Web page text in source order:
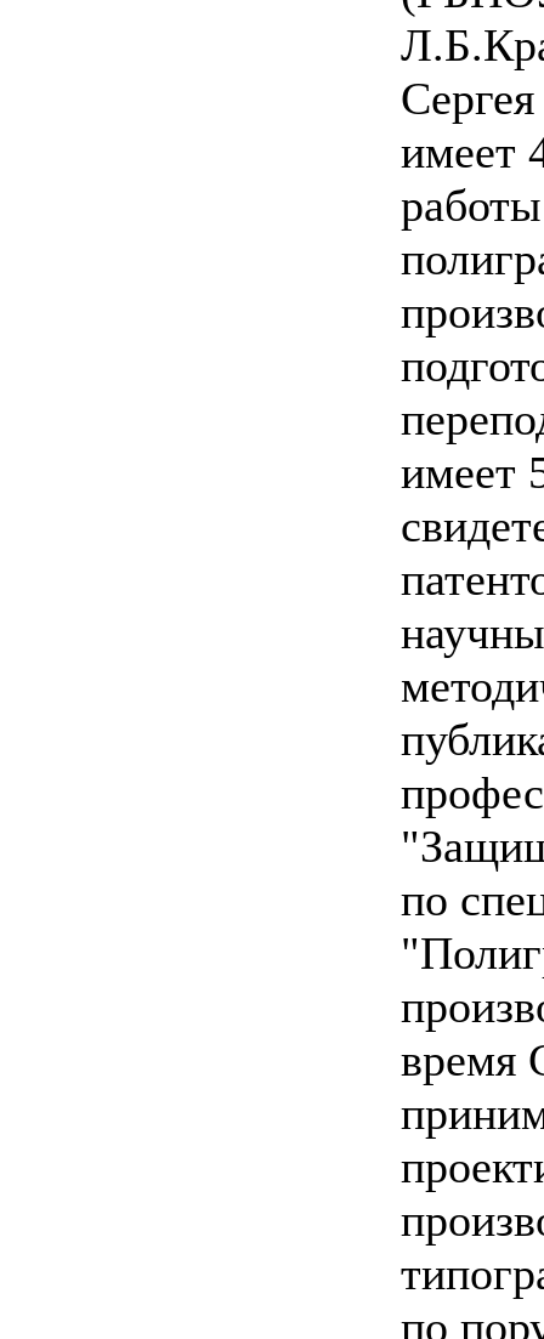
имеет
имеет
по
время
по